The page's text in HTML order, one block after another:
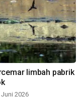
limbah pabrik
2026